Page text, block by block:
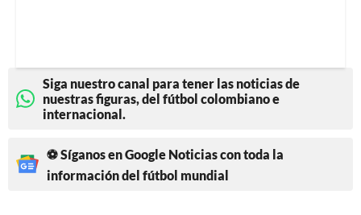
Siga nuestro canal para tener las noticias de
nuestras figuras, del fútbol colombiano e
internacional.
⚽ Síganos en Google Noticias con toda la
información del fútbol mundial